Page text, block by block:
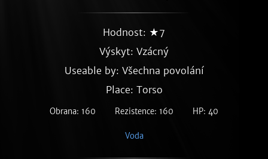
Hodnost: ★7
Výskyt: Vzácný
Useable by: Všechna povolání
Place: Torso
Obrana: 160 Rezistence: 160 HP: 40
Voda